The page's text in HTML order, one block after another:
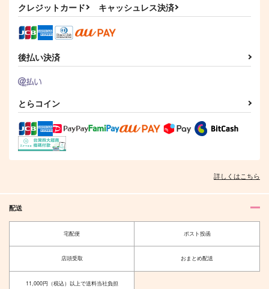
クレジットカード キャッシュレス決済
後払い決済
とらコイン
詳しくはこちら
配送
宅配便 ポスト投函
店頭受取 おまとめ配送
11,000円（税込）以上で送料当社負担